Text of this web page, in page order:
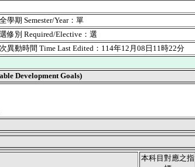
學期 Semester/Year：單
修別 Required/Elective：選
異動時間 Time Last Edited：114年12月08日11時22分
Development Goals)
本科目對應之指